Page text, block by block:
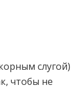
слугой)
чтобы не